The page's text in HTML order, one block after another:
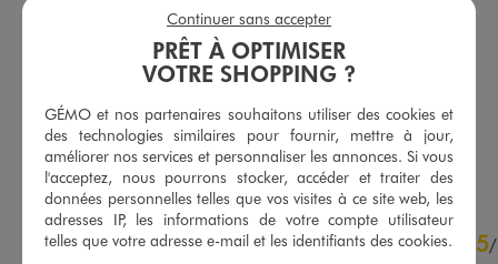
Pantalon cargo jogger en coton stretch à taille élastiquée garçon
19,99 €
AJOUTERAU PANIER
Bermuda molletonné avec taille ajustable garçon
6,99 €
-50% sur le 2ème produit d'été
5/5 de moyenne
(34 avis)
AJOUTERAU PANIER
4.7/5 5/
PRÊT À OPTIMISER
VOTRE SHOPPING ?
GÉMO et nos partenaires souhaitons utiliser des cookies et
des technologies similaires pour fournir, mettre à jour,
améliorer nos services et personnaliser les annonces. Si vous
l'acceptez, nous pourrons stocker, accéder et traiter des
données personnelles telles que vos visites à ce site web, les
adresses IP, les informations de votre compte utilisateur
telles que votre adresse e-mail et les identifiants des cookies.
Continuer sans accepter